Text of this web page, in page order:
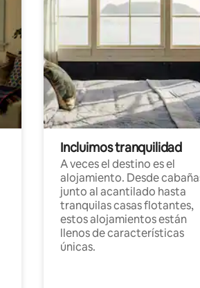
Incluimos tranquilidad
A veces el destino es el
alojamiento. Desde
junto al acantilado hasta
tranquilas casas flotantes,
estos alojamientos están
llenos de características
únicas.